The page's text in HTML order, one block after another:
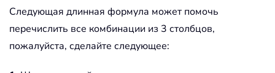
Следующая длинная формула может помочь
перечислить все комбинации из 3 столбцов,
пожалуйста, сделайте следующее: